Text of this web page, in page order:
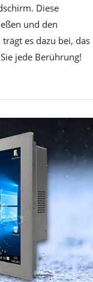
Diese
und den
es dazu bei, das
jede Berührung!